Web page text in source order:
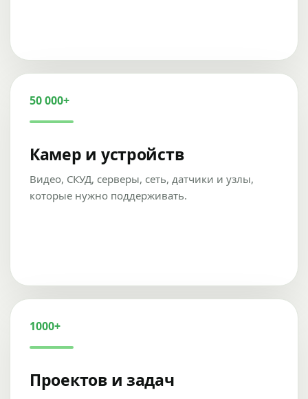
50 000+
Камер и устройств
Видео, СКУД, серверы, сеть, датчики и узлы,
которые нужно поддерживать.
1000+
Проектов и задач